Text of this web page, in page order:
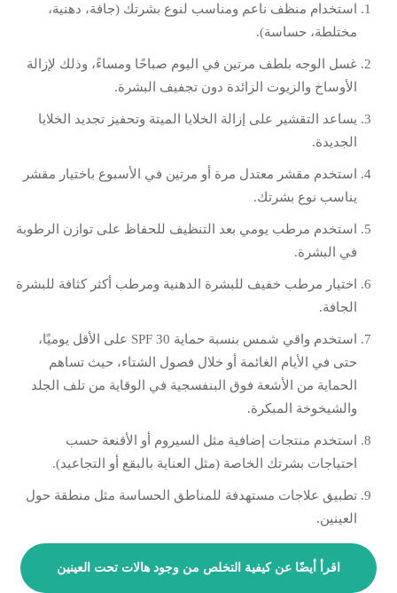
استخدام منظف ناعم ومناسب لنوع بشرتك (جافة، دهنية،
مختلطة، حساسة).
غسل الوجه بلطف مرتين في اليوم صباحًا ومساءً، وذلك لإزالة
الأوساخ والزيوت الزائدة دون تجفيف البشرة.
يساعد التقشير على إزالة الخلايا الميتة وتحفيز تجديد الخلايا
الجديدة.
استخدم مقشر معتدل مرة أو مرتين في الأسبوع باختيار مقشر
يناسب نوع بشرتك.
استخدم مرطب يومي بعد التنظيف للحفاظ على توازن الرطوبة
في البشرة.
اختيار مرطب خفيف للبشرة الدهنية ومرطب أكثر كثافة للبشرة
الجافة.
استخدم واقي شمس بنسبة حماية SPF 30 على الأقل يوميًا،
حتى في الأيام الغائمة أو خلال فصول الشتاء، حيث تساهم
الحماية من الأشعة فوق البنفسجية في الوقاية من تلف الجلد
والشيخوخة المبكرة.
استخدم منتجات إضافية مثل السيروم أو الأقنعة حسب
احتياجات بشرتك الخاصة (مثل العناية بالبقع أو التجاعيد).
تطبيق علاجات مستهدفة للمناطق الحساسة مثل منطقة حول
العينين.
اقرأ أيضًا عن كيفية التخلص من وجود هالات تحت العينين